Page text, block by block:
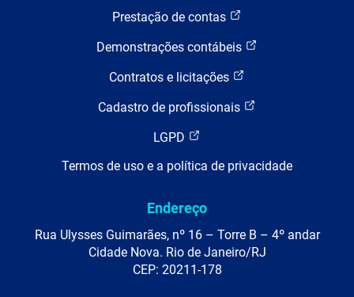
Prestação de contas
Demonstrações contábeis
Contratos e licitações
Cadastro de profissionais
LGPD
Termos de uso e a política de privacidade
Endereço
Rua Ulysses Guimarães, nº 16 – Torre B – 4º andar
Cidade Nova. Rio de Janeiro/RJ
CEP: 20211-178